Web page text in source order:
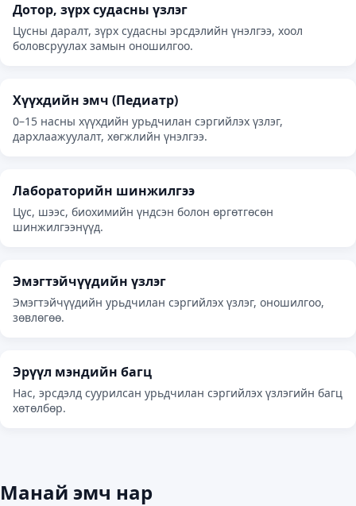
Дотор, зүрх судасны үзлэг
Цусны даралт, зүрх судасны эрсдэлийн үнэлгээ, хоол
боловсруулах замын оношилгоо.
Хүүхдийн эмч (Педиатр)
0–15 насны хүүхдийн урьдчилан сэргийлэх үзлэг,
дархлаажуулалт, хөгжлийн үнэлгээ.
Лабораторийн шинжилгээ
Цус, шээс, биохимийн үндсэн болон өргөтгөсөн
шинжилгээнүүд.
Эмэгтэйчүүдийн үзлэг
Эмэгтэйчүүдийн урьдчилан сэргийлэх үзлэг, оношилгоо,
зөвлөгөө.
Эрүүл мэндийн багц
Нас, эрсдэлд суурилсан урьдчилан сэргийлэх үзлэгийн багц
хөтөлбөр.
Манай эмч нар